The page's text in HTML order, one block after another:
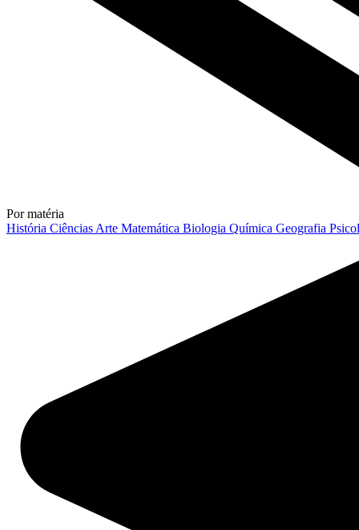
Por matéria
História Ciências Arte Matemática Biologia Química Geografia